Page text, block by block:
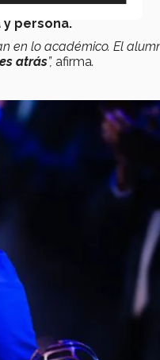
reconoce que la
persona.
en lo académico. El
atrás”, afirma.